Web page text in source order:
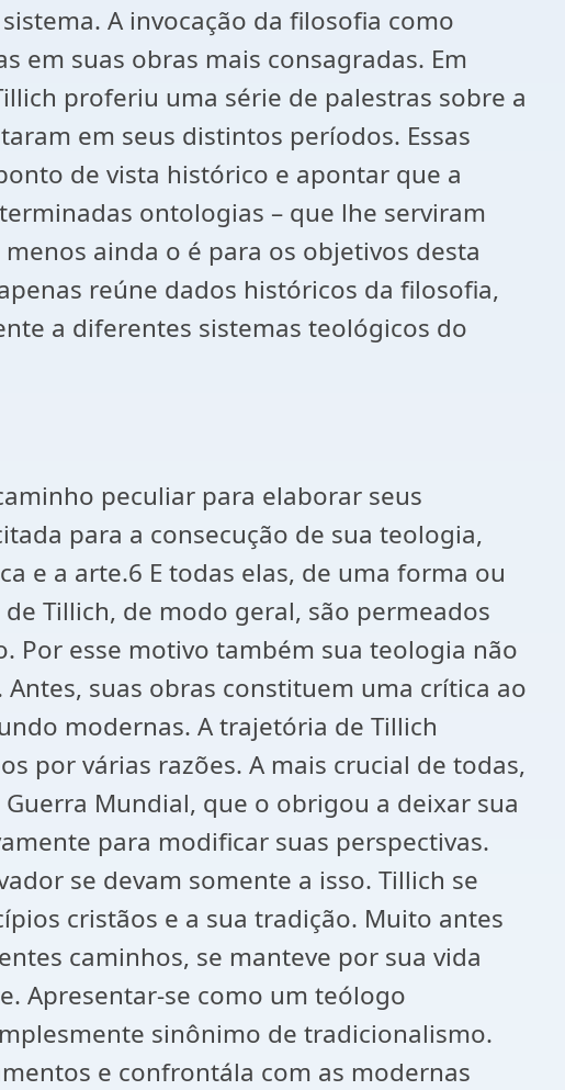
A invocação da filosofia como
suas obras mais consagradas. Em
proferiu uma série de palestras sobre a
em seus distintos períodos. Essas
de vista histórico e apontar que a
ontologias – que lhe serviram
ainda o é para os objetivos desta
reúne dados históricos da filosofia,
a diferentes sistemas teológicos do
peculiar para elaborar seus
para a consecução de sua teologia,
e a arte.6 E todas elas, de uma forma ou
Tillich, de modo geral, são permeados
Por esse motivo também sua teologia não
suas obras constituem uma crítica ao
modernas. A trajetória de Tillich
por várias razões. A mais crucial de todas,
Mundial, que o obrigou a deixar sua
para modificar suas perspectivas.
se devam somente a isso. Tillich se
cristãos e a sua tradição. Muito antes
caminhos, se manteve por sua vida
Apresentar-se como um teólogo
sinônimo de tradicionalismo.
e confrontála com as modernas